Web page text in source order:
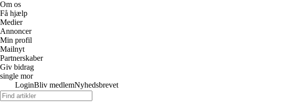
Om os
Få hjælp
Medier
Annoncer
Min profil
Mailnyt
Partnerskaber
Giv bidrag
single mor
LoginBliv medlemNyhedsbrevet